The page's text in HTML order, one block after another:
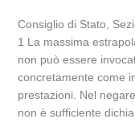
Consiglio di Stato,
1 La massima
non può essere
concretamente come
prestazioni. Nel
non è sufficiente